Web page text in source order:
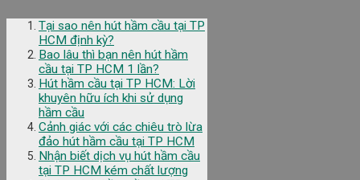
Tại sao nên hút hầm cầu tại TP
HCM định kỳ?
Bao lâu thì bạn nên hút hầm
cầu tại TP HCM 1 lần?
Hút hầm cầu tại TP HCM: Lời
khuyên hữu ích khi sử dụng
hầm cầu
Cảnh giác với các chiêu trò lừa
đảo hút hầm cầu tại TP HCM
Nhận biết dịch vụ hút hầm cầu
tại TP HCM kém chất lượng